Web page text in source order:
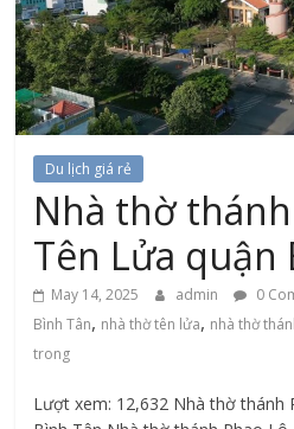
Du lịch giá rẻ
Nhà thờ
Tên Lửa quận
May 14, 2025 admin 0
Bình Tân, nhà thờ tên lửa, nhà thờ
trong
Lượt xem: 12,632 Nhà thờ thánh